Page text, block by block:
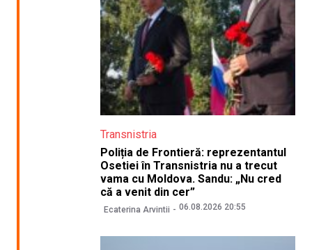
Transnistria
Poliția de Frontieră: reprezentantul
Osetiei în Transnistria nu a trecut
vama cu Moldova. Sandu: „Nu cred
că a venit din cer”
Ecaterina Arvintii 06.08.2026 20:55